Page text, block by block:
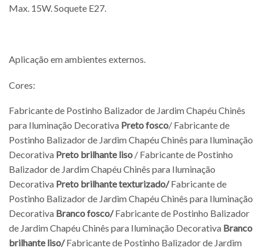
Max. 15W. Soquete E27.
Aplicação em ambientes externos.
Cores:
Fabricante de Postinho Balizador de Jardim Chapéu Chinês
para Iluminação Decorativa Preto fosco/ Fabricante de
Postinho Balizador de Jardim Chapéu Chinês para Iluminação
Decorativa Preto brilhante liso / Fabricante de Postinho
Balizador de Jardim Chapéu Chinês para Iluminação
Decorativa Preto brilhante texturizado/Fabricante de
Postinho Balizador de Jardim Chapéu Chinês para Iluminação
Decorativa Branco fosco/Fabricante de Postinho Balizador
de Jardim Chapéu Chinês para Iluminação Decorativa Branco
brilhante liso/Fabricante de Postinho Balizador de Jardim